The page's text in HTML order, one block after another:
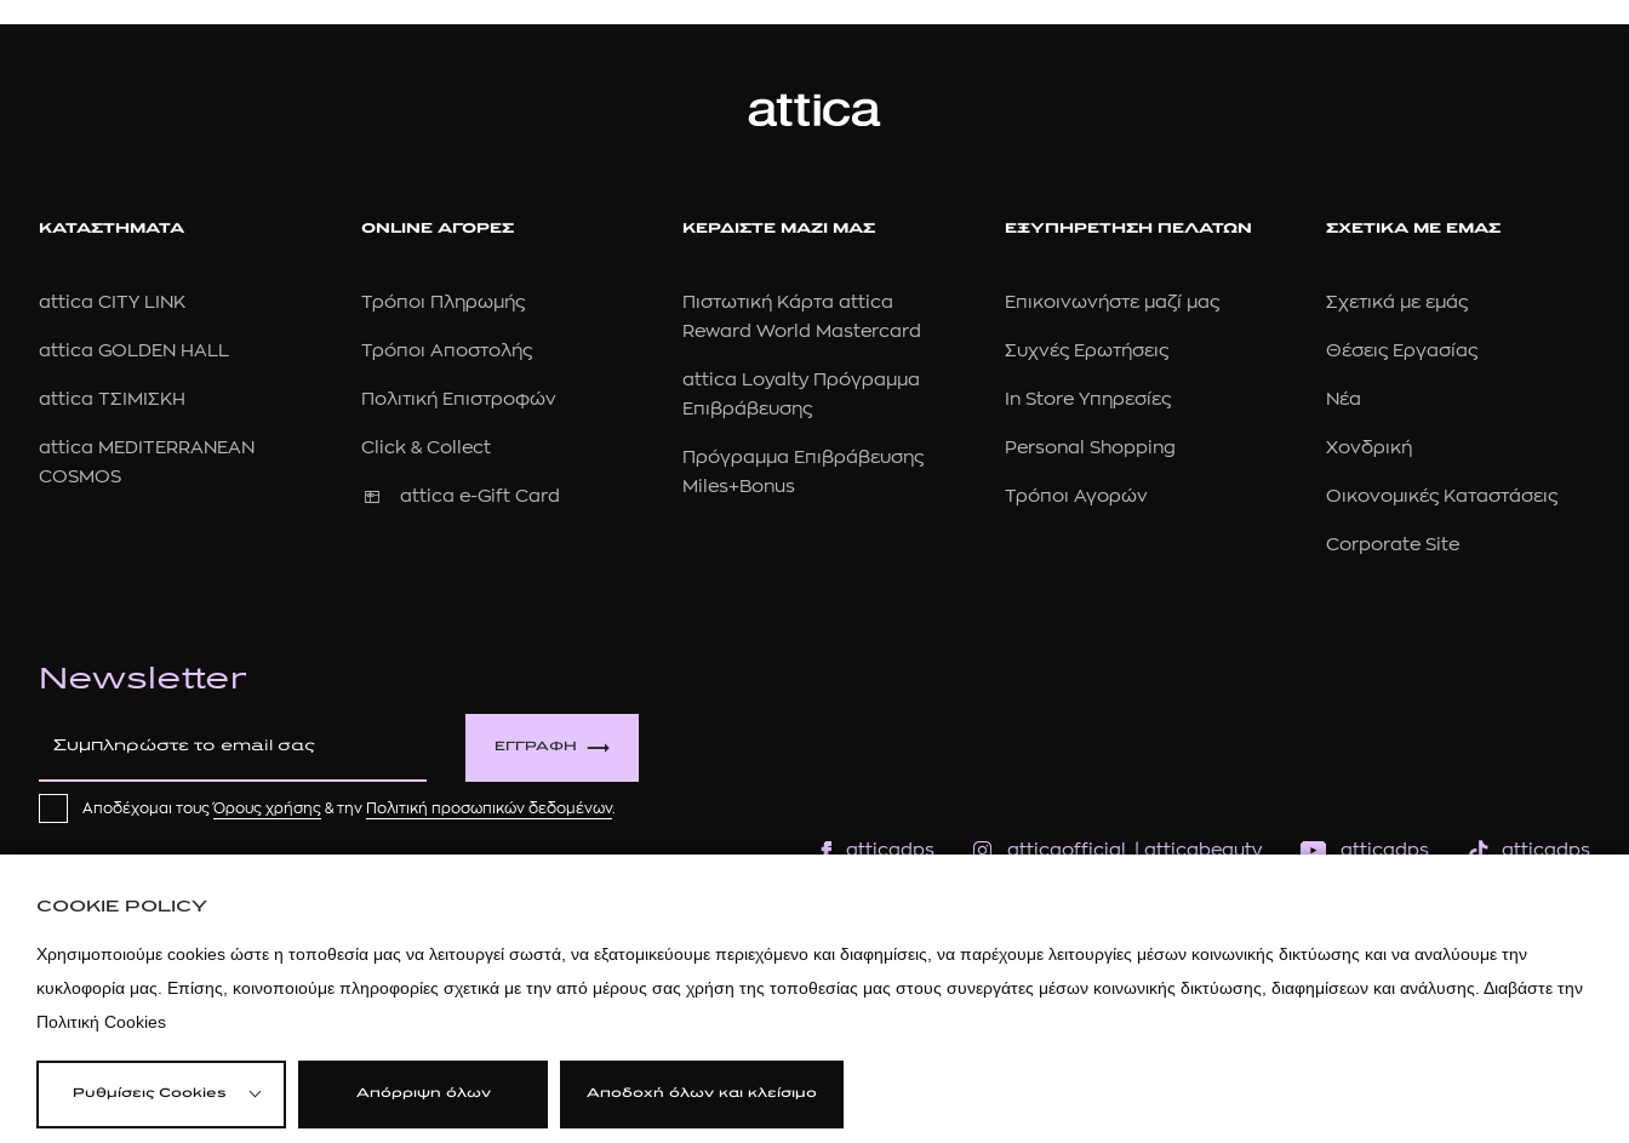
ΚΑΤΑΣΤΗΜΑΤΑ
attica CITY LINK
attica GOLDEN HALL
attica ΤΣΙΜΙΣΚΗ
attica MEDITERRANEAN
COSMOS
ONLINE ΑΓΟΡΕΣ
Τρόποι Πληρωμής
Τρόποι Αποστολής
Πολιτική Επιστροφών
Click & Collect
attica e-Gift Card
ΚΕΡΔΙΣΤΕ ΜΑΖΙ ΜΑΣ
Πιστωτική Κάρτα attica
Reward World Mastercard
attica Loyalty Πρόγραμμα
Επιβράβευσης
Πρόγραμμα Επιβράβευσης
Miles+Bonus
ΕΞΥΠΗΡΕΤΗΣΗ ΠΕΛΑΤΩΝ
Επικοινωνήστε μαζί μας
Συχνές Ερωτήσεις
In Store Υπηρεσίες
Personal Shopping
Τρόποι Αγορών
ΣΧΕΤΙΚΑ ΜΕ ΕΜΑΣ
Σχετικά με εμάς
Θέσεις Εργασίας
Νέα
Χονδρική
Οικονομικές Καταστάσεις
Corporate Site
Newsletter
ΕΓΓΡΑΦΗ
Αποδέχομαι τουςΌρους χρήσης & την Πολιτική προσωπικών δεδομένων.
atticadps atticaofficial | atticabeauty atticadps atticadps
COOKIE POLICY
Χρησιμοποιούμε cookies ώστε η τοποθεσία μας να λειτουργεί σωστά, να εξατομικεύουμε περιεχόμενο και διαφημίσεις, να παρέχουμε λειτουργίες μέσων κοινωνικής δικτύωσης και να αναλύουμε την
κυκλοφορία μας. Επίσης, κοινοποιούμε πληροφορίες σχετικά με την από μέρους σας χρήση της τοποθεσίας μας στους συνεργάτες μέσων κοινωνικής δικτύωσης, διαφημίσεων και ανάλυσης. Διαβάστε την
Πολιτική Cookies
Ρυθμίσεις Cookies Απόρριψη όλων Αποδοχή όλων και κλείσιμο